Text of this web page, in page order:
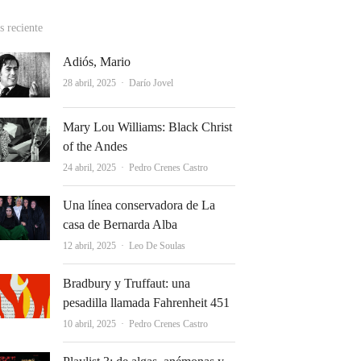
reciente
Adiós, Mario
28 abril, 2025 Autor
Darío Jovel
Mary Lou Williams: Black Christ
of the Andes
24 abril, 2025 Autor
Pedro Crenes Castro
Una línea conservadora de La
casa de Bernarda Alba
12 abril, 2025 Autor
Leo De Soulas
Bradbury y Truffaut: una
pesadilla llamada Fahrenheit 451
10 abril, 2025 Autor
Pedro Crenes Castro